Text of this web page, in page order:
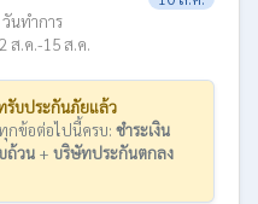
นทำการ
ส.ค.-15 ส.ค.
รับประกันภัยแล้ว
กข้อต่อไปนี้ครบ: ชำระเงิน
ถ้วน+ บริษัทประกันตกลง